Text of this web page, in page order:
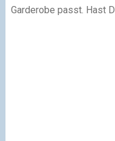
Garderobe passt. Hast